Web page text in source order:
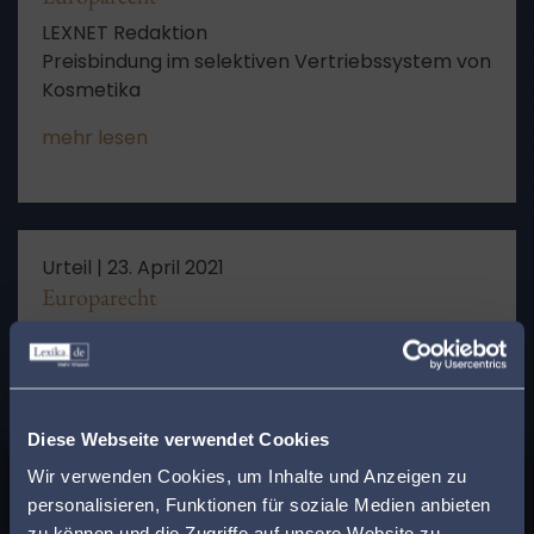
Diese Webseite verwendet Cookies
Wir verwenden Cookies, um Inhalte und Anzeigen zu
personalisieren, Funktionen für soziale Medien anbieten
LEXNET Redaktion
Preisbindung im selektiven Vertriebssystem von
Kosmetika
mehr lesen
Urteil | 23. April 2021
Europarecht
Preisbindung im selektiven Vertriebssystem von
Kosmetika
mehr lesen
Finden Sie den